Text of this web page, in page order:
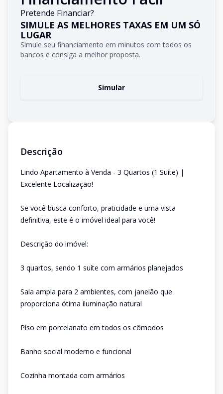
Pretende Financiar?
SIMULE AS MELHORES TAXAS EM UM SÓ
LUGAR
Simule seu financiamento em minutos com todos os
bancos e consiga a melhor proposta.
Simular
Descrição
Lindo Apartamento à Venda - 3 Quartos (1 Suíte) |
Excelente Localização!
Se você busca conforto, praticidade e uma vista
definitiva, este é o imóvel ideal para você!
Descrição do imóvel:
3 quartos, sendo 1 suíte com armários planejados
Sala ampla para 2 ambientes, com janelão que
proporciona ótima iluminação natural
Piso em porcelanato em todos os cômodos
Banho social moderno e funcional
Cozinha montada com armários